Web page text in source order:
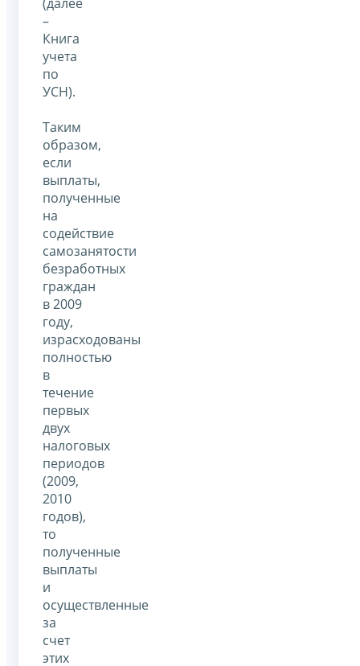
–
Книга
учета
по
УСН).
Таким
образом,
если
выплаты,
полученные
на
содействие
самозанятости
безработных
граждан
в 2009
году,
израсходованы
полностью
в
течение
первых
двух
налоговых
периодов
(2009,
2010
годов),
то
полученные
выплаты
и
осуществленные
за
счет
этих